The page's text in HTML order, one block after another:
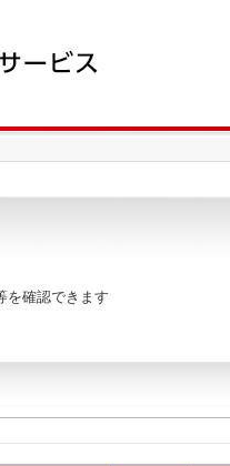
を確認できます